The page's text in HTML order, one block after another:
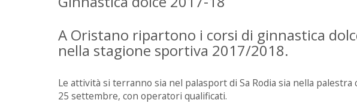
A Oristano ripartono i corsi di ginnastica
nella stagione sportiva 2017/2018.
Le attività si terranno sia nel palasport di Sa Rodia sia nella
25 settembre, con operatori qualificati.